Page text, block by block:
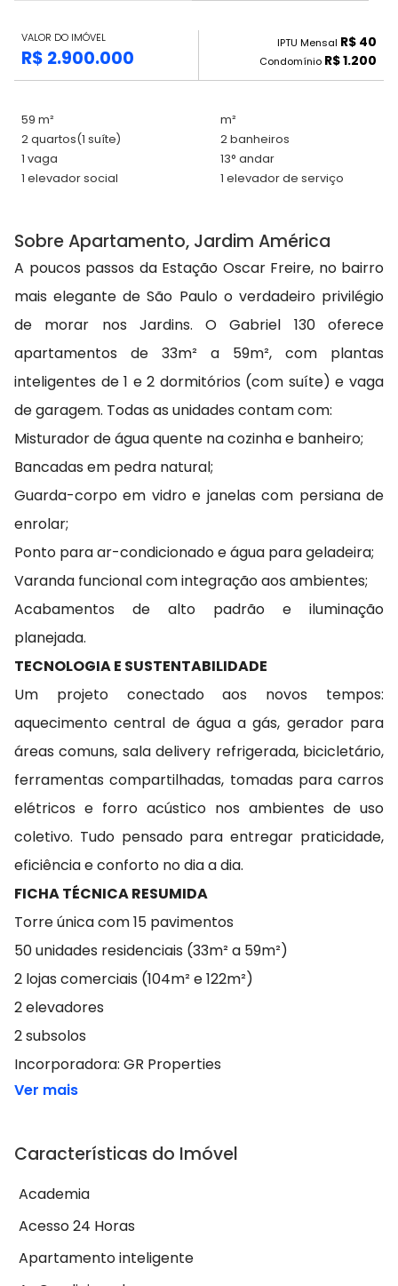
VALOR DO IMÓVEL
R$ 2.900.000
IPTU Mensal R$ 40
Condomínio R$ 1.200
59 m²
m²
2 quartos(1 suíte)
2 banheiros
1 vaga
13° andar
1 elevador social
1 elevador de serviço
Sobre Apartamento, Jardim América
A poucos passos da Estação Oscar Freire, no bairro
mais elegante de São Paulo o verdadeiro privilégio
de morar nos Jardins. O Gabriel 130 oferece
apartamentos de 33m² a 59m², com plantas
inteligentes de 1 e 2 dormitórios (com suíte) e vaga
de garagem. Todas as unidades contam com:
Misturador de água quente na cozinha e banheiro;
Bancadas em pedra natural;
Guarda-corpo em vidro e janelas com persiana de
enrolar;
Ponto para ar-condicionado e água para geladeira;
Varanda funcional com integração aos ambientes;
Acabamentos de alto padrão e iluminação
planejada.
TECNOLOGIA E SUSTENTABILIDADE
Um projeto conectado aos novos tempos:
aquecimento central de água a gás, gerador para
áreas comuns, sala delivery refrigerada, bicicletário,
ferramentas compartilhadas, tomadas para carros
elétricos e forro acústico nos ambientes de uso
coletivo. Tudo pensado para entregar praticidade,
eficiência e conforto no dia a dia.
FICHA TÉCNICA RESUMIDA
Torre única com 15 pavimentos
50 unidades residenciais (33m² a 59m²)
2 lojas comerciais (104m² e 122m²)
2 elevadores
2 subsolos
Incorporadora: GR Properties
Ver mais
Características do Imóvel
Academia
Acesso 24 Horas
Apartamento inteligente